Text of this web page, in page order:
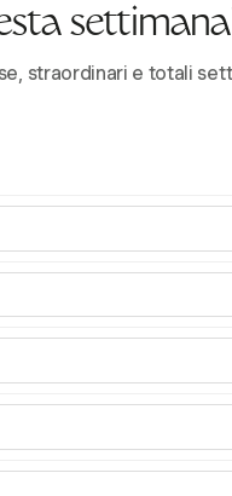
straordinari e totali